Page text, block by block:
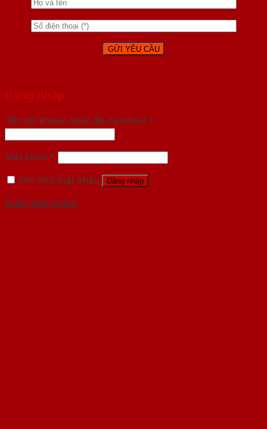
Đăng nhập
Tên tài khoản hoặc địa chỉ email *
Mật khẩu *
Ghi nhớ mật khẩu
Đăng nhập
Quên mật khẩu?